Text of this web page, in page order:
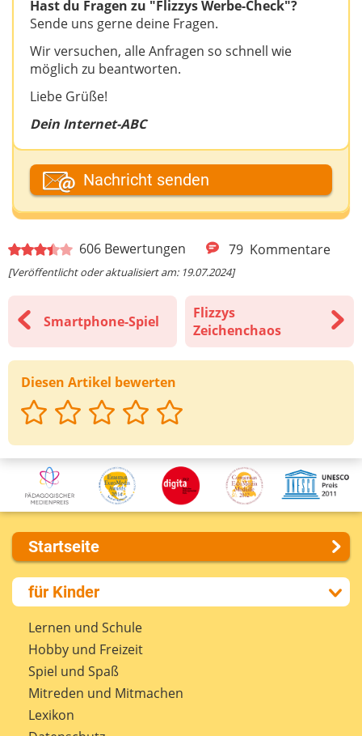
606 Bewertungen 79 Kommentare
[Veröffentlicht oder aktualisiert am: 19.07.2024]
Smartphone-Spiel
Flizzys
Zeichenchaos
Diesen Artikel bewerten
Hast du Fragen zu "Flizzys Werbe-Check"?
Sende uns gerne deine Fragen.
Wir versuchen, alle Anfragen so schnell wie
möglich zu beantworten.
Liebe Grüße!
Dein Internet-ABC
Dein Vor- oder Spitzname
Deine E-Mail-Adresse (wenn du eine Antwort
möchtest)
Deine Nachricht
Nachricht senden
Startseite
Über uns
Presse
Kontakt
Impressum
Internet-ABC Sitemap
Barrierefreiheit
Länderprojekte
für Kinder
Lernen und Schule
Hobby und Freizeit
Spiel und Spaß
Mitreden und Mitmachen
Lexikon